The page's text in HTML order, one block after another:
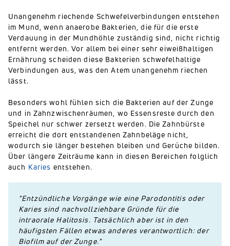
Unangenehm riechende Schwefelverbindungen entstehen
im Mund, wenn anaerobe Bakterien, die für die erste
Verdauung in der Mundhöhle zuständig sind, nicht richtig
entfernt werden. Vor allem bei einer sehr eiweißhaltigen
Ernährung scheiden diese Bakterien schwefelhaltige
Verbindungen aus, was den Atem unangenehm riechen
lässt.
Besonders wohl fühlen sich die Bakterien auf der Zunge
und in Zahnzwischenräumen, wo Essensreste durch den
Speichel nur schwer zersetzt werden. Die Zahnbürste
erreicht die dort entstandenen Zahnbeläge nicht,
wodurch sie länger bestehen bleiben und Gerüche bilden.
Über längere Zeiträume kann in diesen Bereichen folglich
auch Karies entstehen.
"Entzündliche Vorgänge wie eine Parodontitis oder
Karies sind nachvollziehbare Gründe für die
intraorale Halitosis. Tatsächlich aber ist in den
häufigsten Fällen etwas anderes verantwortlich: der
Biofilm auf der Zunge."